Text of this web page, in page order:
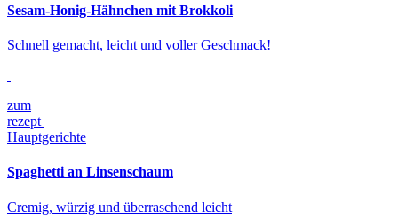
Sesam-Honig-Hähnchen mit Brokkoli
Schnell gemacht, leicht und voller Geschmack!
zum
rezept
Hauptgerichte
Spaghetti an Linsenschaum
Cremig, würzig und überraschend leicht